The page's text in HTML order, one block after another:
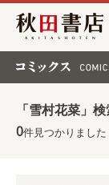
秋田書店
「雪村花菜」
0件見つかりました